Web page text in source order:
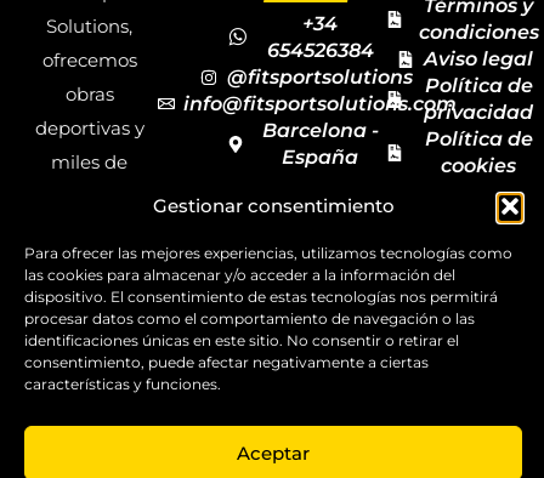
Gestionar consentimiento
Para ofrecer las mejores experiencias, utilizamos tecnologías como
las cookies para almacenar y/o acceder a la información del
dispositivo. El consentimiento de estas tecnologías nos permitirá
procesar datos como el comportamiento de navegación o las
identificaciones únicas en este sitio. No consentir o retirar el
consentimiento, puede afectar negativamente a ciertas
características y funciones.
Aceptar
Solutions,
ofrecemos
obras
deportivas y
miles de
deportivos
para todas las
disciplinas,
garantizando
la calidad y el
servicio.
+34
654526384
@fitsportsolutions
info@fitsportsolutions.com
Barcelona -
España
de contacto
Términos y
condiciones
Aviso legal
Política de
privacidad
Política de
cookies
Mapa del
sitio